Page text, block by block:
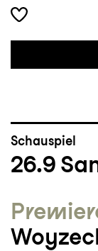
Schauspiel
26.9